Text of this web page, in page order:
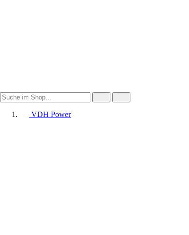
VDH Power